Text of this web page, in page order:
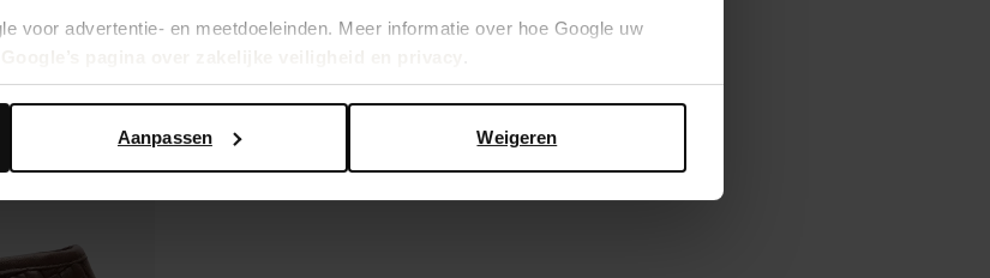
voor advertentie- en meetdoeleinden. Meer informatie over hoe Google uw
Weigeren
Aanpassen